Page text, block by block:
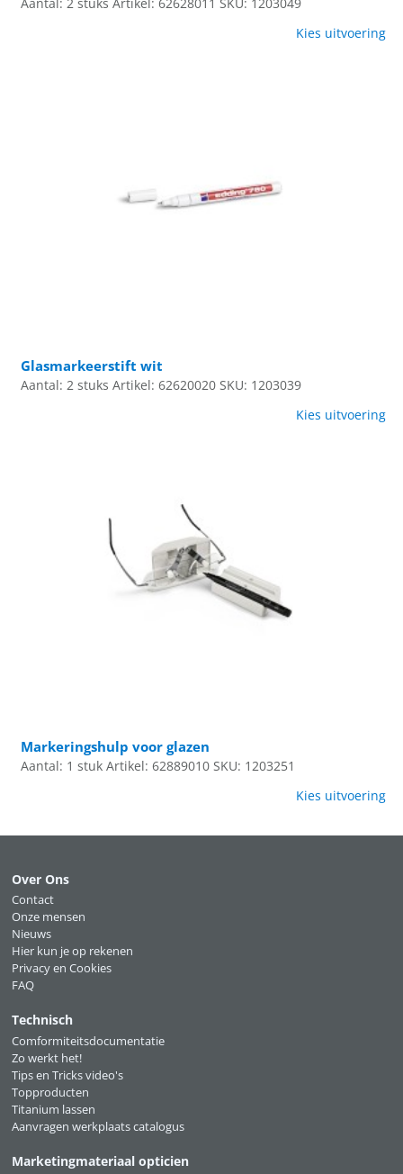
Aantal: 2 stuks Artikel: 62628011 SKU: 1203049
Kies uitvoering
Glasmarkeerstift wit
Aantal: 2 stuks Artikel: 62620020 SKU: 1203039
Kies uitvoering
Markeringshulp voor glazen
Aantal: 1 stuk Artikel: 62889010 SKU: 1203251
Kies uitvoering
Over Ons
Contact
Onze mensen
Nieuws
Hier kun je op rekenen
Privacy en Cookies
FAQ
Technisch
Comformiteitsdocumentatie
Zo werkt het!
Tips en Tricks video's
Topproducten
Titanium lassen
Aanvragen werkplaats catalogus
Marketingmateriaal opticien